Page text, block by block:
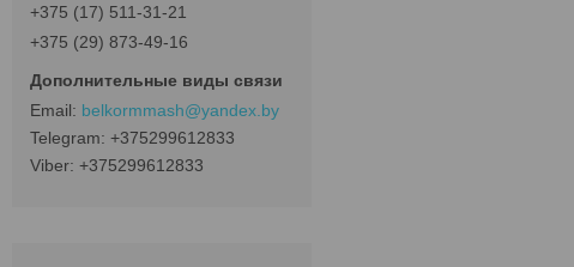
+375 (17) 511-31-21
+375 (29) 873-49-16
belkormmash@yandex.by
+375299612833
+375299612833